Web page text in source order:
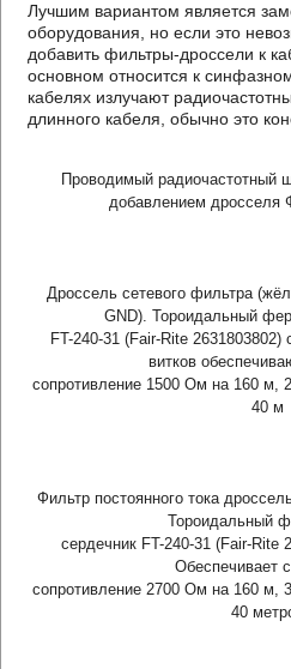
Лучшим вариантом является
оборудования, но если это
добавить фильтры-дроссели к
основном относится к
кабелях излучают
длинного кабеля, обычно это
Проводимый радиочастотный
добавлением дросселя
Дроссель сетевого фильтра
GND). Тороидальный
FT-240-31 (Fair-Rite
витков
сопротивление 1500 Ом на 160
40 м
Фильтр постоянного тока
Тороидальный
сердечник FT-240-31 (Fair-Rite
Обеспечивает
сопротивление 2700 Ом на 160
40